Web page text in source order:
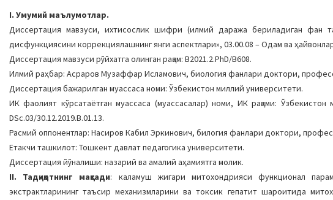
I. Умумий маълумотлар.
Диссертация мавзуси, ихтисослик шифри (илмий даража бериладиган фан
дисфункциясини кoррекциялашнинг янги аспектлари», 03.00.08 – Одам ва
Диссертация мавзуси рўйхатга олинган рақам: B2021.2.PhD/В608.
Илмий раҳбар: Асраров Музаффар Исламович, биология фанлари доктори,
Диссертация бажарилган муассаса номи: Ўзбекистон миллий университети.
ИК фаолият кўрсатаётган муассаса (муассасалар) номи, ИК рақами:
DSc.03/30.12.2019.В.01.13.
Расмий оппонентлар: Насиров Кабил Эркинович, билогия фанлари доктори,
Етакчи ташкилот: Тошкент давлат педагогика университети.
Диссертация йўналиши: назарий ва амалий аҳамиятга молик.
II. Тадқиқотнинг мақсади: каламуш жигари митохондрияси функционал
экстрактларининг таъсир механизмларини ва токсик гепатит шароитидa